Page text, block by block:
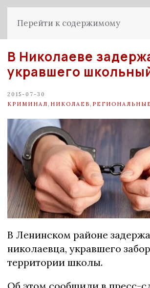
Перейти к содержимому
В Николаеве
укравшего
2015-07-30
КРИМИНАЛ НИКОЛАЕВ
В Ленинском районе
николаевца, укравшего
территории школы.